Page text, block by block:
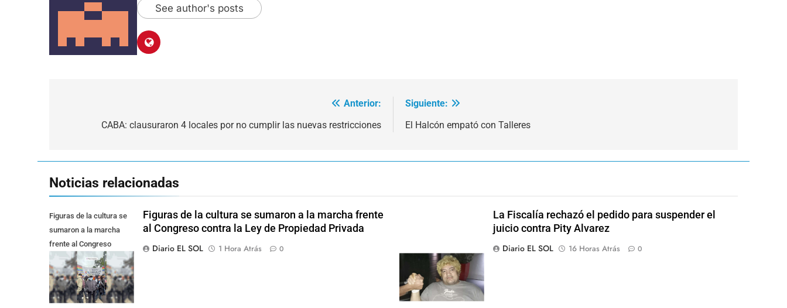
See author's posts
Anterior:
CABA: clausuraron 4 locales por no cumplir las nuevas restricciones
Siguiente:
El Halcón empató con Talleres
Noticias relacionadas
Figuras de la cultura se
sumaron a la marcha
frente al Congreso
contra la Ley de
Propiedad Privada
Figuras de la cultura se sumaron a la marcha frente
al Congreso contra la Ley de Propiedad Privada
Diario EL SOL
1 Hora Atrás 0
La Fiscalía rechazó el pedido para suspender el
juicio contra Pity Alvarez
Diario EL SOL
16 Horas Atrás 0